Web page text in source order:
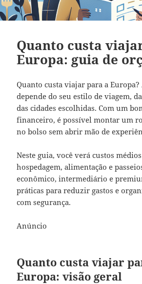
Quanto custa
Europa: guia de
Quanto custa viajar para a Europa?
depende do seu estilo de viagem,
das cidades escolhidas. Com um
financeiro, é possível montar um
no bolso sem abrir mão de
Neste guia, você verá custos
hospedagem, alimentação e
econômico, intermediário e
práticas para reduzir gastos e
com segurança.
Anúncio
Quanto custa viajar
Europa: visão geral